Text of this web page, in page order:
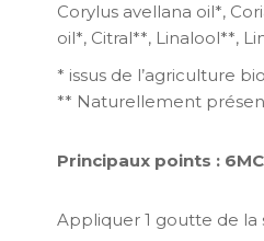
Corylus avellana oil*,
oil*, Citral**, Linalool**,
* issus de l’agriculture
** Naturellement
Principaux points :
Appliquer 1 goutte de la